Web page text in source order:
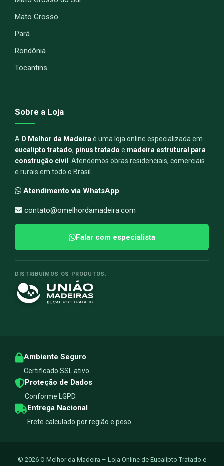
Mato Grosso
Pará
Rondônia
Tocantins
Sobre a Loja
A O Melhor da Madeira é uma loja online especializada em
eucalipto tratado, pinus tratado e madeira estrutural para
construção civil
. Atendemos obras residenciais, comerciais
e rurais em todo o Brasil.
Atendimento via WhatsApp
contato@omelhordamadeira.com
Falar com especialista
DISTRIBUÍMOS OS PRODUTOS:
Ambiente Seguro
Certificado SSL ativo.
Proteção de Dados
Conforme LGPD.
Entrega Nacional
Frete calculado por região e peso.
© 2026 O Melhor da Madeira – Loja Online de Eucalipto Tratado e